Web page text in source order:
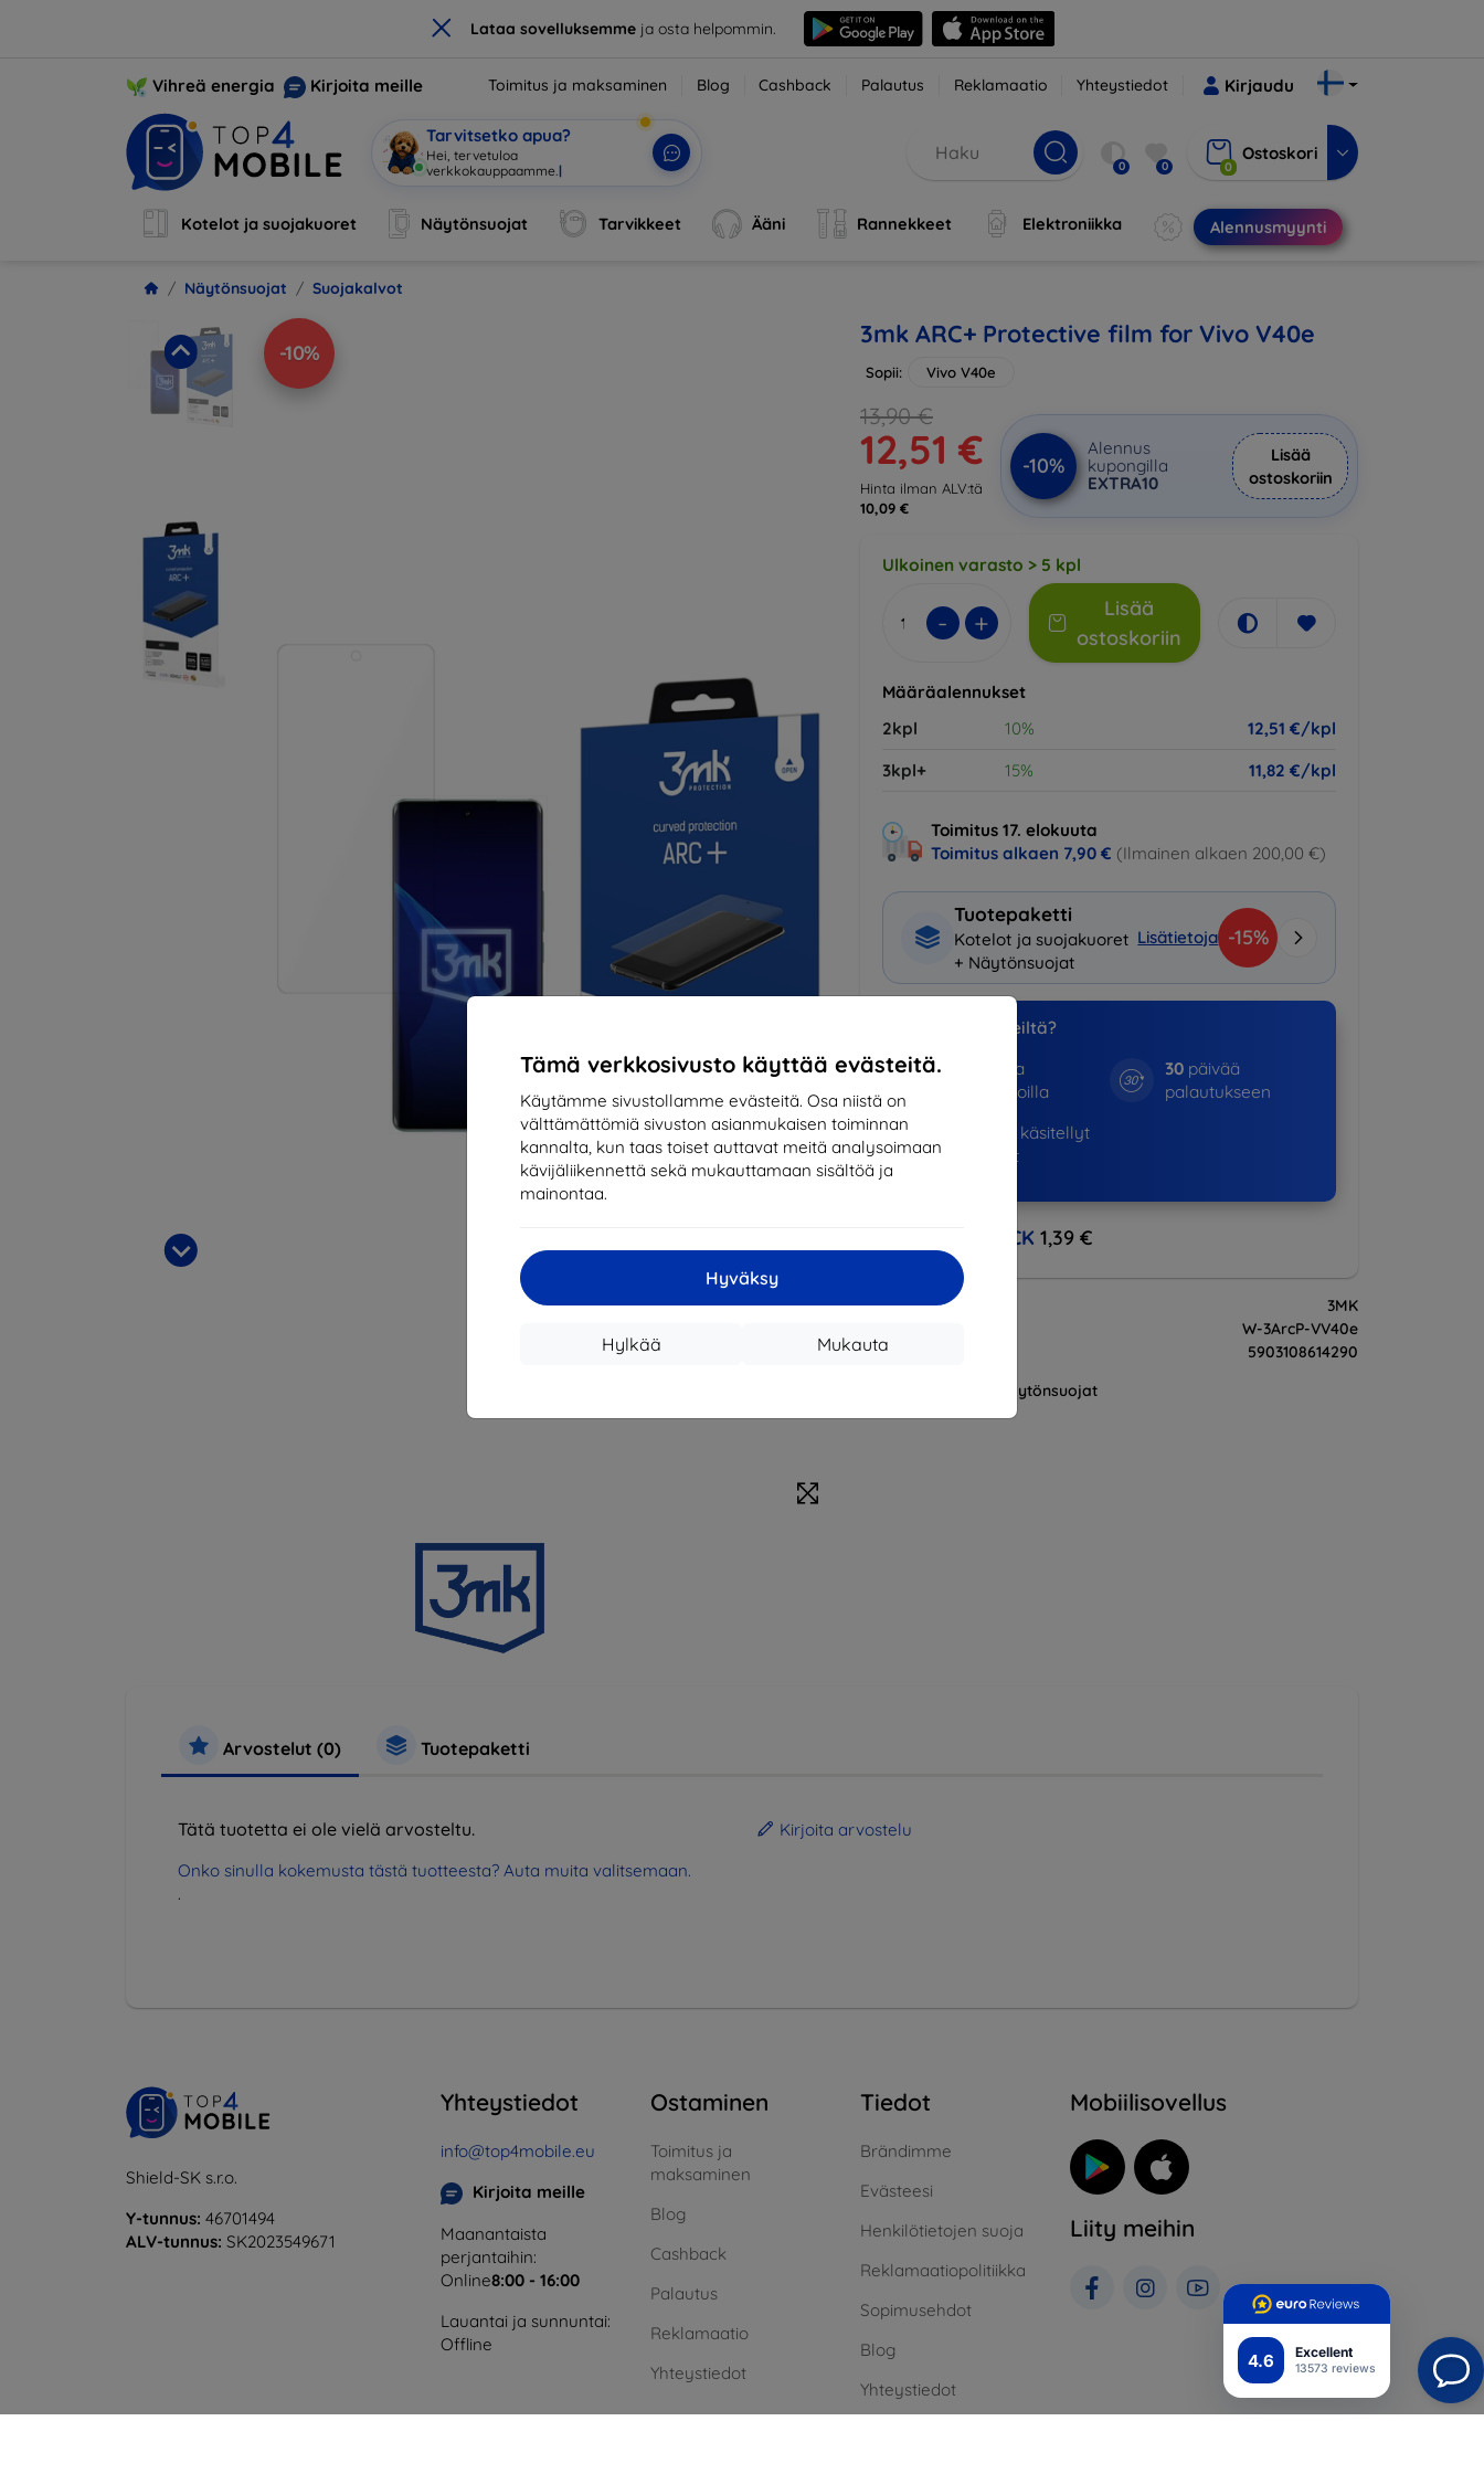
× Lataa sovelluksemmeja osta helpommin.
4.6 Excellent
13573 reviews
Tämä verkkosivusto käyttää evästeitä.
Käytämme sivustollamme evästeitä. Osa niistä on
välttämättömiä sivuston asianmukaisen toiminnan
kannalta, kun taas toiset auttavat meitä analysoimaan
kävijäliikennettä sekä mukauttamaan sisältöä ja
mainontaa.
Hyväksy
Mukauta
Hylkää
Vihreä energia Kirjoita meille Toimitus ja maksaminen Blog Cashback Palautus Reklamaatio Yhteystiedot Kirjaudu
Tarvitsetko apua?
Hei, tervetuloa verkkokauppaa 0 0 0
Ostoskori
Kotelot ja suojakuoret Näytönsuojat Tarvikkeet Ääni Rannekkeet Elektroniikka Alennusmyynti
Näytönsuojat Suojakalvot
-10%
3mk ARC+ Protective film for Vivo V40e
Sopii: Vivo V40e
13,90 €
12,51 €
Hinta ilman ALV:tä
10,09 €
-10%
Alennus
kupongilla
EXTRA10
Lisää
ostoskoriin
Ulkoinen varasto > 5 kpl
- +
Lisää
ostoskoriin
Määräalennukset
2kpl
10%
12,51 €/kpl
3kpl+
15% 11,82 €/kpl
Toimitus 17. elokuuta
Toimitus alkaen 7,90 € (Ilmainen alkaen 200,00 €)
Tuotepaketti
Kotelot ja suojakuoret
+ Näytönsuojat
Lisätietoja -15%
Miksi ostaa meiltä?
vuotta
markkinoilla
30päivää
palautukseen
käsitellyt
tilaukset
CASHBACK 1,39 €
Valmistaja
3MK
W-3ArcP-VV40e
EAN
5903108614290
Näytönsuojat
Arvostelut (0) Tuotepaketti
Tätä tuotetta ei ole vielä arvosteltu.
Onko sinulla kokemusta tästä tuotteesta? Auta muita valitsemaan.
.
Kirjoita arvostelu
Shield-SK s.r.o.
Y-tunnus: 46701494
ALV-tunnus: SK2023549671
Yhteystiedot
info@top4mobile.eu
Kirjoita meille
Maanantaista
perjantaihin:
Online8:00 - 16:00
Lauantai ja sunnuntai:
Offline
Ostaminen
Toimitus ja
maksaminen
Blog
Cashback
Palautus
Reklamaatio
Yhteystiedot
Tiedot
Brändimme
Evästeesi
Henkilötietojen suoja
Reklamaatiopolitiikka
Sopimusehdot
Blog
Yhteystiedot
Mobiilisovellus
Liity meihin